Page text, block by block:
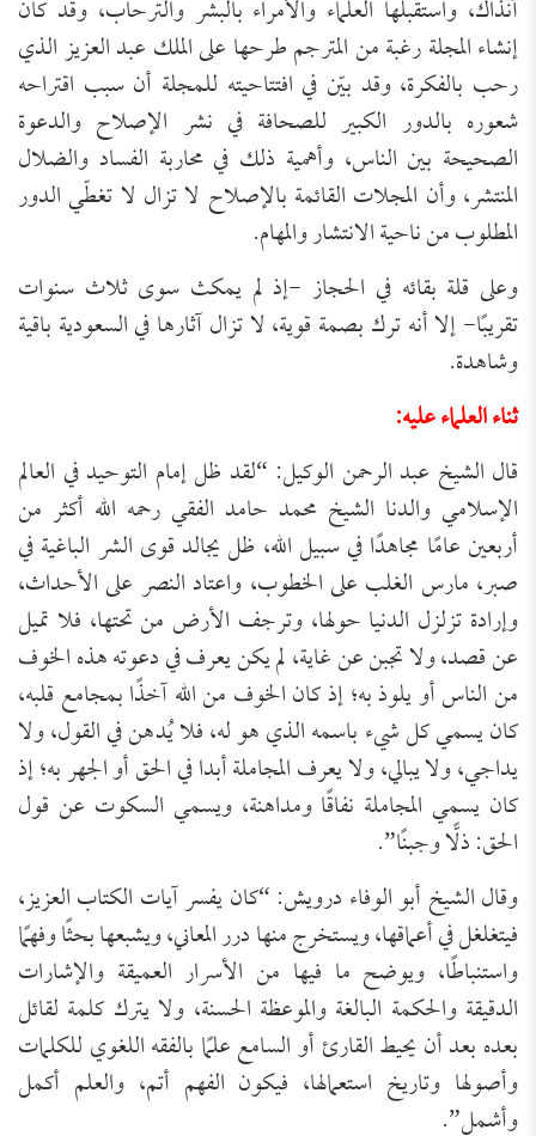
آنذاك، واستقبلها العلماء والأمراء بالبشر والترحاب، وقد كان
إنشاء المجلة رغبة من المترجم طرحها على الملك عبد العزيز الذي
رحب بالفكرة، وقد بيّن في افتتاحيته للمجلة أن سبب اقتراحه
شعوره بالدور الكبير للصحافة في نشر الإصلاح والدعوة
الصحيحة بين الناس، وأهمية ذلك في محاربة الفساد والضلال
المنتشر، وأن المجلات القائمة بالإصلاح لا تزال لا تغطّي الدور
المطلوب من ناحية الانتشار والمهام.
وعلى قلة بقائه في الحجاز -إذ لم يمكث سوى ثلاث سنوات
تقريبًا- إلا أنه ترك بصمة قوية، لا تزال آثارها في السعودية باقية
وشاهدة.
ثناء العلماء عليه:
قال الشيخ عبد الرحمن الوكيل: “لقد ظل إمام التوحيد في العالم
الإسلامي والدنا الشيخ محمد حامد الفقي رحمه الله أكثر من
أربعين عامًا مجاهدًا في سبيل الله، ظل يجالد قوى الشر الباغية في
صبر، مارس الغلب على الخطوب، واعتاد النصر على الأحداث،
وإرادة تزلزل الدنيا حولها، وترجف الأرض من تحتها، فلا تميل
عن قصد، ولا تجبن عن غاية، لم يكن يعرف في دعوته هذه الخوف
من الناس أو يلوذ به؛ إذ كان الخوف من الله آخذًا بمجامع قلبه،
كان يسمي كل شيء باسمه الذي هو له، فلا يُدهن في القول، ولا
يداجي، ولا يبالي، ولا يعرف المجاملة أبدا في الحق أو الجهر به؛ إذ
كان يسمي المجاملة نفاقًا ومداهنة، ويسمي السكوت عن قول
الحق: ذلًّا وجبنًا”.
وقال الشيخ أبو الوفاء درويش: “كان يفسر آيات الكتاب العزيز،
فيتغلغل في أعماقها، ويستخرج منها درر المعاني، ويشبعها بحثًا وفهمًا
واستنباطًا، ويوضح ما فيها من الأسرار العميقة والإشارات
الدقيقة والحكمة البالغة والموعظة الحسنة، ولا يترك كلمة لقائل
بعده بعد أن يحيط القارئ أو السامع علمًا بالفقه اللغوي للكلمات
وأصولها وتاريخ استعمالها، فيكون الفهم أتم، والعلم أكمل
وأشمل”.